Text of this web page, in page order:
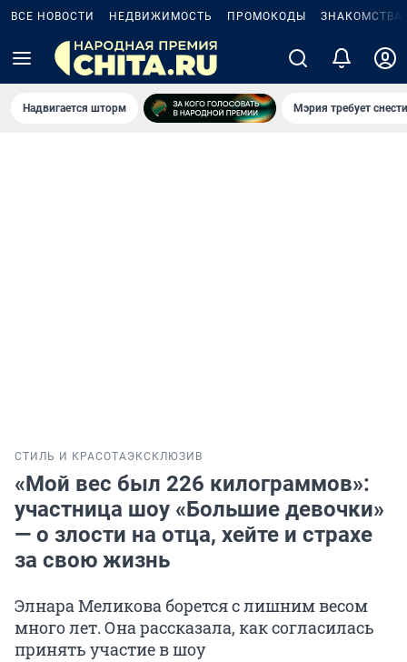
ВСЕ НОВОСТИ НЕДВИЖИМОСТЬ ПРОМОКОДЫ ЗНАКОМСТВА
Надвигается шторм Мэрия требует
СТИЛЬ И КРАСОТАЭКСКЛЮЗИВ
«Мой вес был 226 килограммов»:
участница шоу «Большие девочки»
— о злости на отца, хейте и страхе
за свою жизнь
Элнара Меликова борется с лишним весом
много лет. Она рассказала, как согласилась
принять участие в шоу